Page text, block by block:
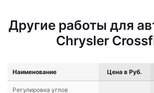
Другие работы для
Chrysler
Наименование Цена в Руб.
Регулировка углов